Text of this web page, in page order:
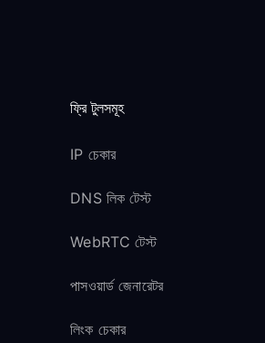
ফ্রি টুলসমূহ
IP চেকার
DNS লিক টেস্ট
WebRTC টেস্ট
পাসওয়ার্ড জেনারেটর
লিংক চেকার